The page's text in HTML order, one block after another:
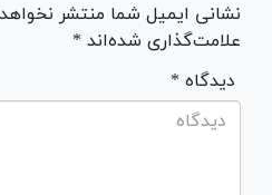
نشانی ایمیل شما منتشر
علامت‌گذاری شده‌اند *
* دیدگاه